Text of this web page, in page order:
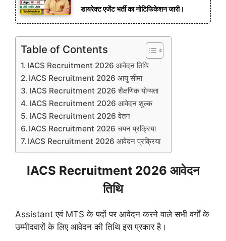
डायरेक्ट एजेंट भर्ती का नोटिफिकेशन जारी।
Table of Contents
IACS Recruitment 2026 आवेदन तिथि
IACS Recruitment 2026 आयु सीमा
IACS Recruitment 2026 शैक्षणिक योग्यता
IACS Recruitment 2026 आवेदन शुल्क
IACS Recruitment 2026 वेतन
IACS Recruitment 2026 चयन प्रक्रिया
IACS Recruitment 2026 आवेदन प्रक्रिया
IACS Recruitment 2026 आवेदन
तिथि
Assistant एवं MTS के पदों पर आवेदन करने वाले सभी वर्गों के
उम्मीदवारों के लिए आवेदन की तिथि इस प्रकार है।